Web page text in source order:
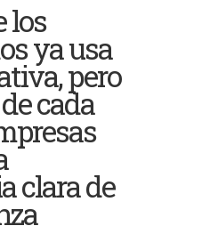
los
ya usa
pero
cada
clara de